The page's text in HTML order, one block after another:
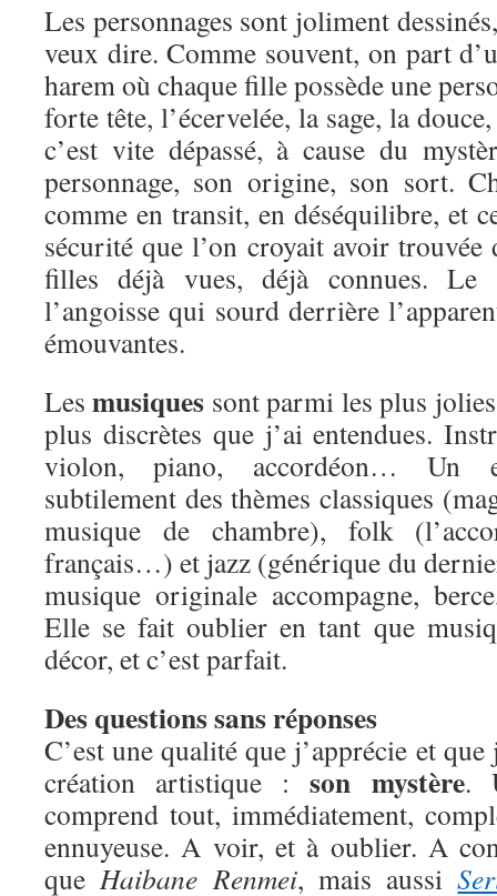
Les personnages sont joliment
veux dire. Comme souvent, on part
harem où chaque fille possède une
forte tête, l’écervelée, la sage, la
c’est vite dépassé, à cause du
personnage, son origine, son sort.
comme en transit, en déséquilibre, et
sécurité que l’on croyait avoir trouvée
filles déjà vues, déjà connues. Le
l’angoisse qui sourd derrière
émouvantes.
Lesmusiques sont parmi les plus
plus discrètes que j’ai entendues.
violon, piano, accordéon… Un
subtilement des thèmes classiques
musique de chambre), folk
français…) et jazz (générique du
musique originale accompagne,
Elle se fait oublier en tant que
décor, et c’est parfait.
Des questions sans réponses
C’est une qualité que j’apprécie et
création artistique :son mystère.
comprend tout, immédiatement,
ennuyeuse. A voir, et à oublier. A
queHaibane Renmei, mais aussi